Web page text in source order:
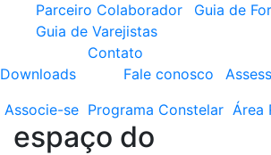
Parceiro Colaborador
Guia de
Guia de Varejistas
Downloads
Contato
Fale conosco
Associe-se Programa Constelar Área
espaço do